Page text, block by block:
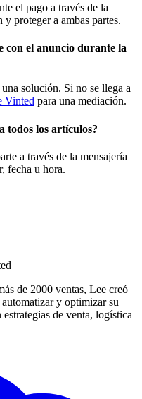
el pago a través de la
proteger a ambas partes.
con el anuncio durante la
solución. Si no se llega a
Vinted para una mediación.
todos los artículos?
a través de la mensajería
fecha u hora.
de 2000 ventas, Lee creó
y optimizar su
de venta, logística